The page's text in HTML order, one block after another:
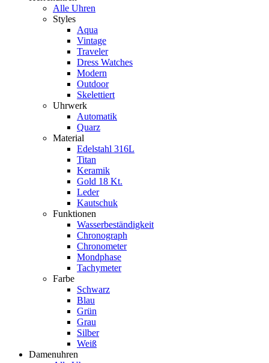
Alle Uhren
Styles
Aqua
Vintage
Traveler
Dress Watches
Modern
Outdoor
Skelettiert
Uhrwerk
Automatik
Quarz
Material
Edelstahl 316L
Titan
Keramik
Gold 18 Kt.
Leder
Kautschuk
Funktionen
Wasserbeständigkeit
Chronograph
Chronometer
Mondphase
Tachymeter
Farbe
Schwarz
Blau
Grün
Grau
Silber
Weiß
Damenuhren